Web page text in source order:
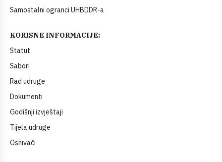
Samostalni ogranci UHBDDR-a
KORISNE INFORMACIJE:
Statut
Sabori
Rad udruge
Dokumenti
Godišnji izvještaji
Tijela udruge
Osnivači